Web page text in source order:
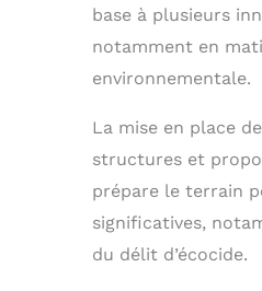
base à plusieurs
notamment en
environnementale.
La mise en place
structures et
prépare le terrain
significatives,
du délit d’écocide.